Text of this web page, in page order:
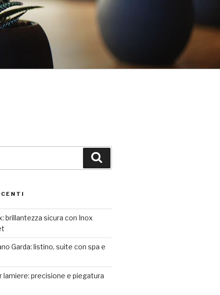
brillantezza sicura con Inox
Garda: listino, suite con spa e
lamiere: precisione e piegatura